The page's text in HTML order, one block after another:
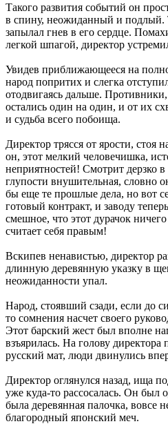
Такого развития событий он
в спину, неожиданный и подлый.
запылал гнев в его сердце.
легкой шпагой, директор
Увидев приближающееся на
народ попритих и слегка
отодвигаясь дальше.
остались один на один, и от их
и судьба всего побоища.
Директор трясся от ярости, стоя
он, этот мелкий человечишка,
неприятностей! Смотрит дерзко в
глупости внушительная, словно
бы еще те прошлые дела, но вот
готовый контракт, и заводу
смешное, что этот дурачок
считает себя правым!
Вскипев ненавистью, директор
длинную деревянную указку в
неожиданности упал.
Народ, стоявший сзади, если до
то сомнения насчет своего
Этот барский жест был вполне
взъярилась. На голову
русский мат, люди двинулись
Директор оглянулся назад, ища
уже куда-то рассосалась. Он был
была деревянная палочка, вовсе
благородный японский меч.